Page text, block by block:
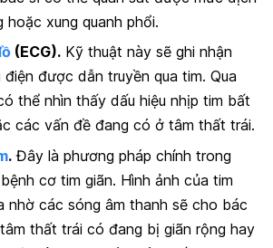
hoặc xung quanh phổi.
(ECG). Kỹ thuật này sẽ ghi nhận
điện được dẫn truyền qua tim. Qua
thể nhìn thấy dấu hiệu nhịp tim bất
các vấn đề đang có ở tâm thất trái.
. Đây là phương pháp chính trong
cơ tim giãn. Hình ảnh của tim
nhờ các sóng âm thanh sẽ cho bác
thất trái có đang bị giãn rộng hay